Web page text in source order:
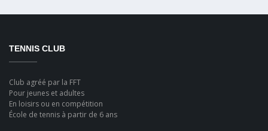
TENNIS CLUB
Club agréé par la FFT
Pour jeunes et adultes
En loisirs ou en compétition
École de tennis à partir de 6 ans